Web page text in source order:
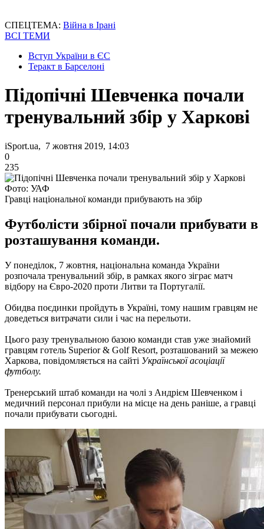
СПЕЦТЕМА: Війна в Ірані
ВСІ ТЕМИ
Вступ України в ЄС
Теракт в Барселоні
Підопічні Шевченка почали
тренувальний збір у Харкові
iSport.ua, 7 жовтня 2019, 14:03
0
235
Фото: УАФ
Гравці національної команди прибувають на збір
Футболісти збірної почали прибувати в
розташування команди.
У понеділок, 7 жовтня, національна команда України
розпочала тренувальний збір, в рамках якого зіграє матч
відбору на Євро-2020 проти Литви та Португалії.
Обидва поєдинки пройдуть в Україні, тому нашим гравцям не
доведеться витрачати сили і час на перельоти.
Цього разу тренувальною базою команди став уже знайомий
гравцям готель Superior & Golf Resort, розташований за межею
Харкова, повідомляється на сайті Української асоціації
футболу.
Тренерський штаб команди на чолі з Андрієм Шевченком і
медичний персонал прибули на місце на день раніше, а гравці
почали прибувати сьогодні.